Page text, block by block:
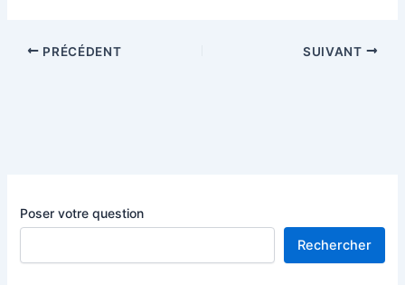
Poser votre question
Rechercher
PRÉCÉDENT SUIVANT